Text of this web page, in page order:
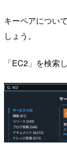
キーペアについ
しょう。
「EC2」を検索